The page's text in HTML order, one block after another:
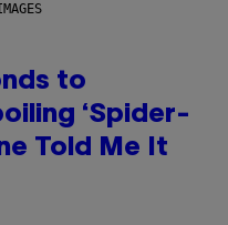
to
‘Spider-
Told Me It